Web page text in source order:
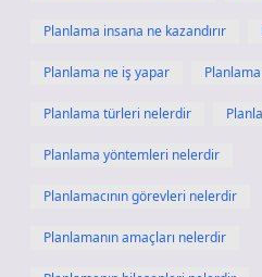
Planlama insana ne kazandırır
Planlama ne iş yapar
Planlama türleri nelerdir
Planlama yöntemleri nelerdir
Planlamacının görevleri nelerdir
Planlamanın amaçları nelerdir